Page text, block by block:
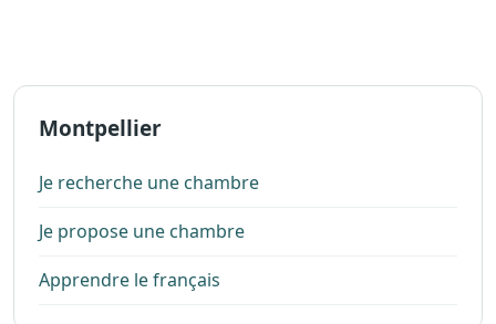
Montpellier
Je recherche une chambre
Je propose une chambre
Apprendre le français